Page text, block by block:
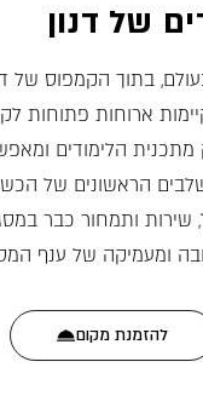
של דנון
בתוך הקמפוס של
ארוחות פתוחות
הלימודים
הראשונים של
שירות ותמחור כבר
ומעמיקה של ענף
להזמנת מקום